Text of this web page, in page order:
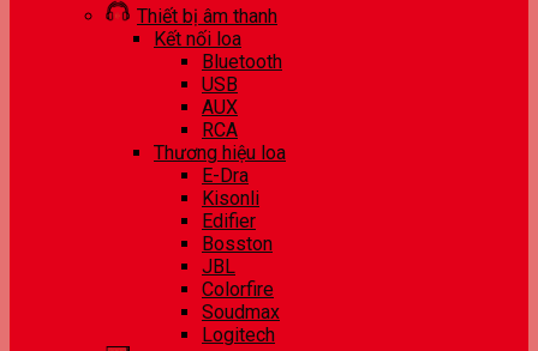
Thiết bị âm thanh
Kết nối loa
Bluetooth
USB
AUX
RCA
Thương hiệu loa
E-Dra
Kisonli
Edifier
Bosston
JBL
Colorfire
Soudmax
Logitech